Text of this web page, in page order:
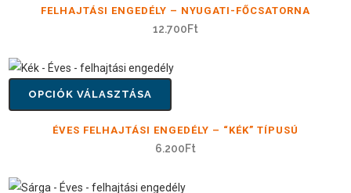
FELHAJTÁSI ENGEDÉLY – NYUGATI-FŐCSATORNA
12.700Ft
OPCIÓK VÁLASZTÁSA
ÉVES FELHAJTÁSI ENGEDÉLY – “KÉK” TÍPUSÚ
6.200Ft